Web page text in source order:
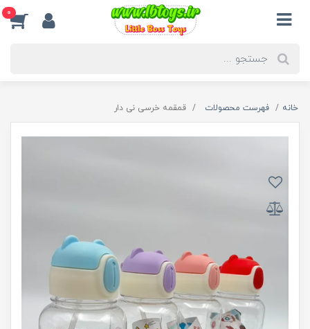
0
خانه فهرست محصولات قمقمه خرسی نی دار